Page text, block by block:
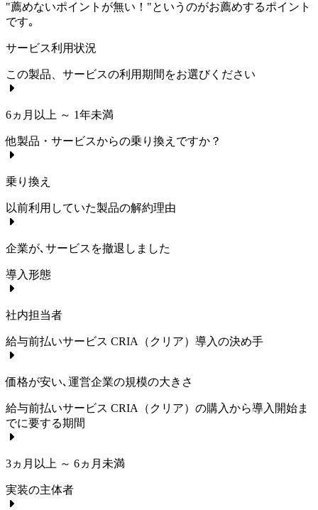
"薦めないポイントが無い！"というのがお薦めするポイント
です｡
サービス利用状況
この製品、サービスの利用期間をお選びください
6ヵ月以上 ～ 1年未満
他製品・サービスからの乗り換えですか？
乗り換え
以前利用していた製品の解約理由
企業が､サービスを撤退しました
導入形態
社内担当者
給与前払いサービス CRIA（クリア） 導入の決め手
価格が安い､運営企業の規模の大きさ
給与前払いサービス CRIA（クリア） の購入から導入開始ま
でに要する期間
3ヵ月以上 ～ 6ヵ月未満
実装の主体者